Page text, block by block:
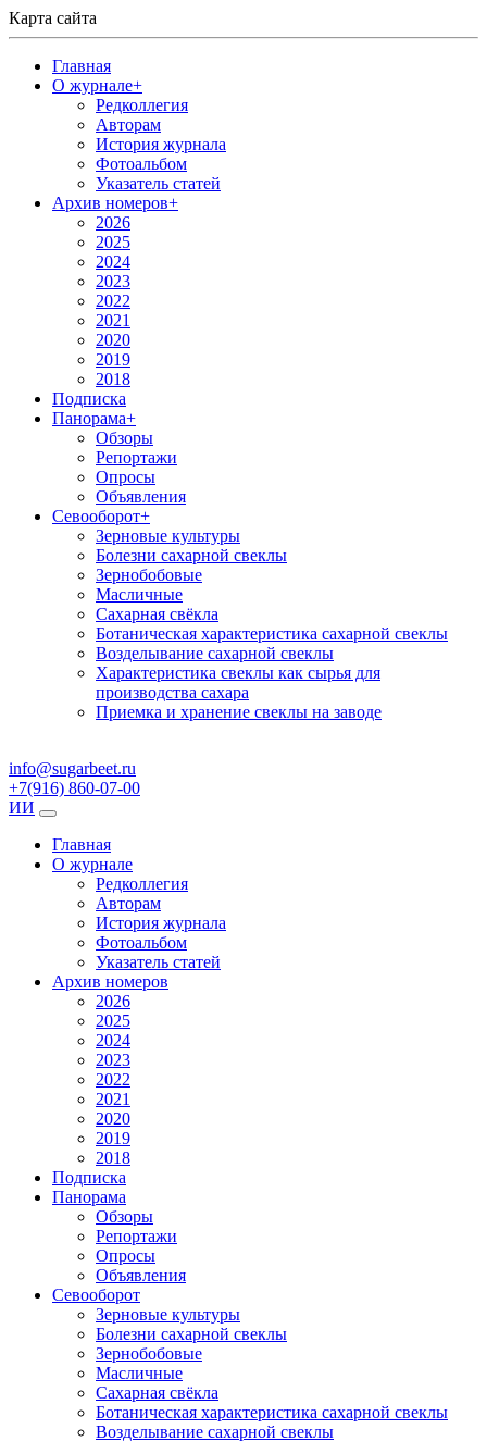
Карта сайта
Главная
О журнале+
Редколлегия
Авторам
История журнала
Фотоальбом
Указатель статей
Архив номеров+
2026
2025
2024
2023
2022
2021
2020
2019
2018
Подписка
Панорама+
Обзоры
Репортажи
Опросы
Объявления
Севооборот+
Зерновые культуры
Болезни сахарной свеклы
Зернобобовые
Масличные
Сахарная свёкла
Ботаническая характеристика сахарной свеклы
Возделывание сахарной свеклы
Характеристика свеклы как сырья для
производства сахара
Приемка и хранение свеклы на заводе
info@sugarbeet.ru
+7(916) 860-07-00
ИИ
Главная
О журнале
Редколлегия
Авторам
История журнала
Фотоальбом
Указатель статей
Архив номеров
2026
2025
2024
2023
2022
2021
2020
2019
2018
Подписка
Панорама
Обзоры
Репортажи
Опросы
Объявления
Севооборот
Зерновые культуры
Болезни сахарной свеклы
Зернобобовые
Масличные
Сахарная свёкла
Ботаническая характеристика сахарной свеклы
Возделывание сахарной свеклы